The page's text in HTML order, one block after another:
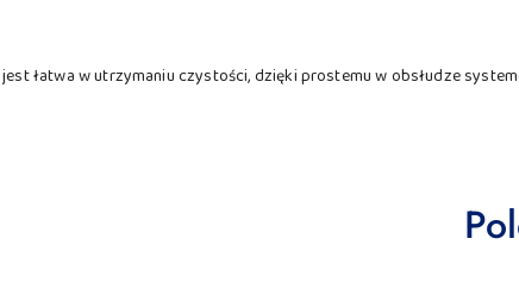
łatwa w utrzymaniu czystości, dzięki prostemu w obsłudze